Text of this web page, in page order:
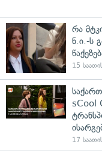
რა
ნ.ი.-ს
15
sCool
17